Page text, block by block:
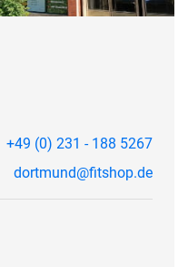
+49 (0) 231 - 188 5267
dortmund@fitshop.de